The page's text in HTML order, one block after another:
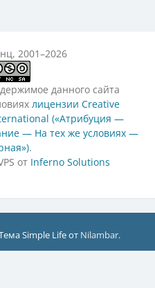
2001–2026
данного сайта
лицензии Creative
(«Атрибуция —
— На тех же условиях —
.
от Inferno Solutions
Simple Life от Nilambar.